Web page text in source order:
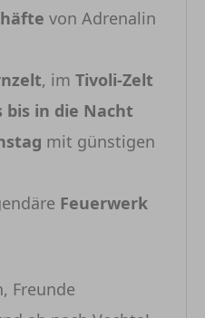
von Adrenalin
, im Tivoli-Zelt
bis in die Nacht
mit günstigen
Feuerwerk
Freunde